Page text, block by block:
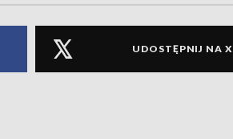
UDOSTĘPNIJ NA X